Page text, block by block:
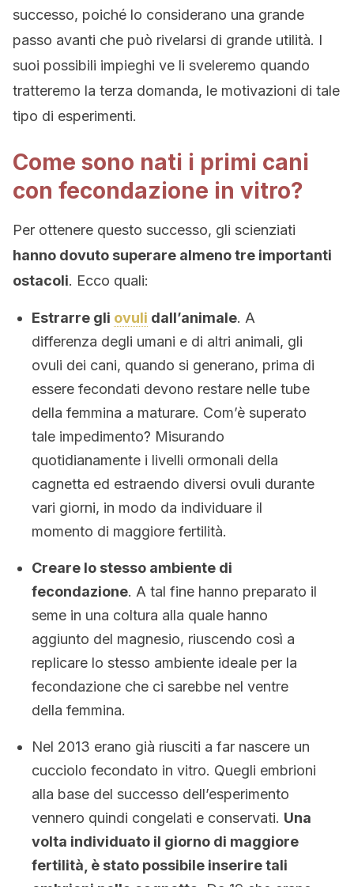
successo, poiché lo considerano una grande
passo avanti che può rivelarsi di grande utilità. I
suoi possibili impieghi ve li sveleremo quando
tratteremo la terza domanda, le motivazioni di tale
tipo di esperimenti.
Come sono nati i primi cani
con fecondazione in vitro?
Per ottenere questo successo, gli scienziati
hanno dovuto superare almeno tre importanti
ostacoli. Ecco quali:
Estrarre gli ovuli dall’animale. A
differenza degli umani e di altri animali, gli
ovuli dei cani, quando si generano, prima di
essere fecondati devono restare nelle tube
della femmina a maturare. Com’è superato
tale impedimento? Misurando
quotidianamente i livelli ormonali della
cagnetta ed estraendo diversi ovuli durante
vari giorni, in modo da individuare il
momento di maggiore fertilità.
Creare lo stesso ambiente di
fecondazione. A tal fine hanno preparato il
seme in una coltura alla quale hanno
aggiunto del magnesio, riuscendo così a
replicare lo stesso ambiente ideale per la
fecondazione che ci sarebbe nel ventre
della femmina.
Nel 2013 erano già riusciti a far nascere un
cucciolo fecondato in vitro. Quegli embrioni
alla base del successo dell’esperimento
vennero quindi congelati e conservati. Una
volta individuato il giorno di maggiore
fertilità, è stato possibile inserire tali